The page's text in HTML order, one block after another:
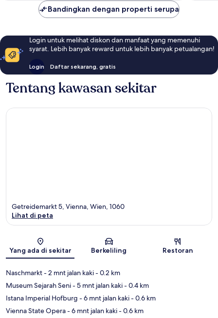
Bandingkan dengan properti serupa
Login untuk melihat diskon dan manfaat yang memenuhi
syarat. Lebih banyak reward untuk lebih banyak petualangan!
Login Daftar sekarang, gratis
Tentang kawasan sekitar
Peta
Getreidemarkt 5, Vienna, Wien, 1060
Lihat di peta
Yang ada di sekitar Berkeliling Restoran
Naschmarkt- 2 mnt jalan kaki- 0.2 km
Museum Sejarah Seni- 5 mnt jalan kaki- 0.4 km
Istana Imperial Hofburg - 6 mnt jalan kaki- 0.6 km
Vienna State Opera- 6 mnt jalan kaki- 0.6 km